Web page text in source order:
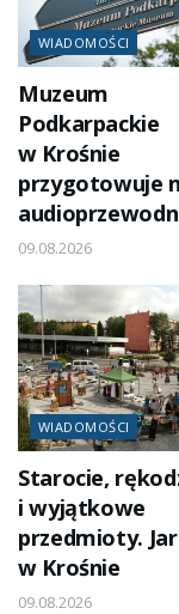
WIADOMOŚCI
Muzeum
Podkarpackie
w Krośnie
przygotowuje
09.08.2026
WIADOMOŚCI
Starocie,
i wyjątkowe
przedmioty.
w Krośnie
09.08.2026